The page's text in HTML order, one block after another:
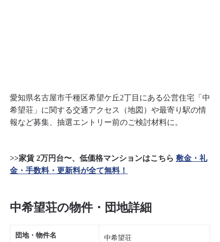
愛知県名古屋市千種区希望ケ丘2丁目にある公営住宅「中
希望荘」に関する交通アクセス（地図）や最寄り駅の情
報など募集、抽選エントリー前のご検討材料に。
>>家賃 2万円台〜、低価格マンションはこちら 敷金・礼
金・手数料・更新料が全て無料！
中希望荘の物件・団地詳細
団地・物件名 中希望荘